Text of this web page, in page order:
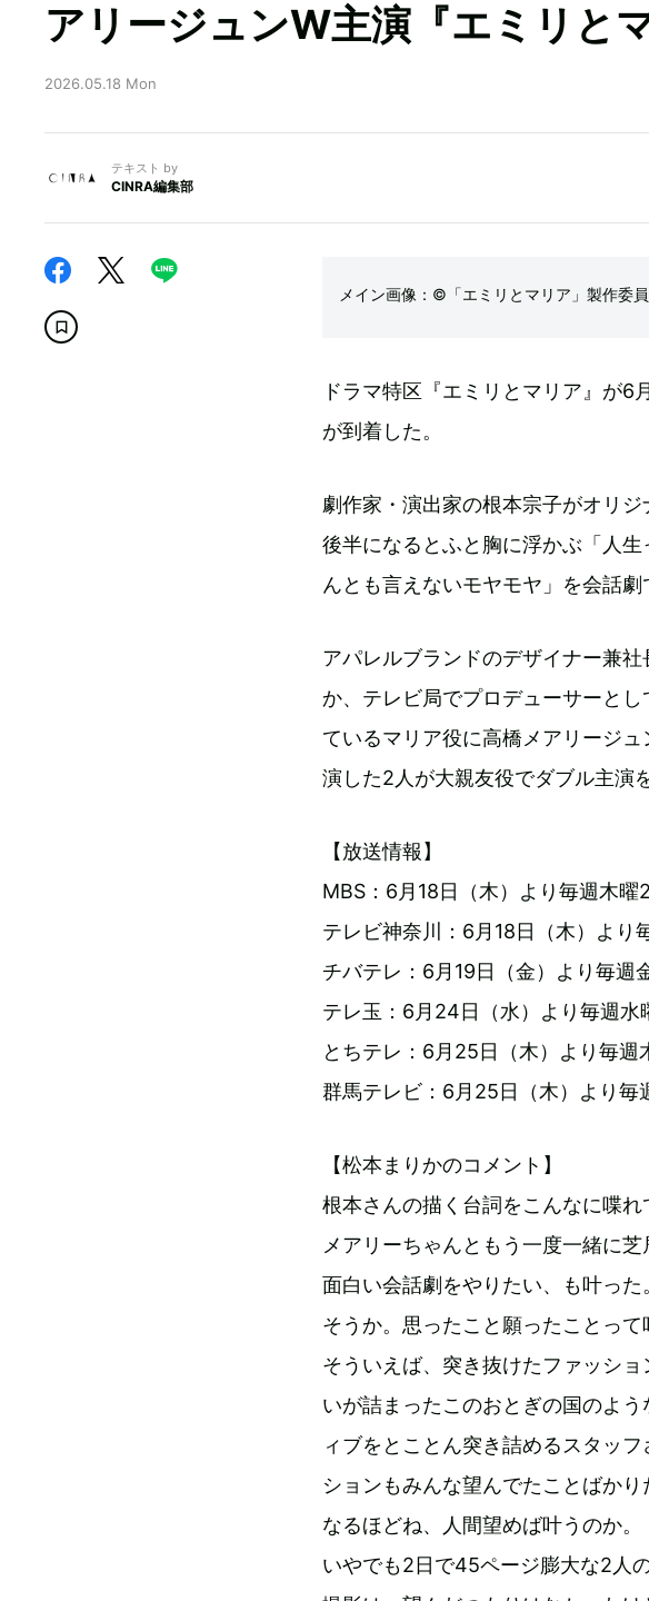
アリージュンW主演『エミリと
2026.05.18 Mon
テキスト by
CINRA編集部
メイン画像：©「エミリとマリア」製作委
ドラマ特区『エミリとマリア』が6
が到着した。
劇作家・演出家の根本宗子がオリ
後半になるとふと胸に浮かぶ「⼈
んとも⾔えないモヤモヤ」を会話劇
アパレルブランドのデザイナー兼
か、テレビ局でプロデューサーと
ているマリア役に高橋メアリージ
演した2人が大親友役でダブル主演
【放送情報】
MBS：6月18日（木）より毎週木曜
テレビ神奈川：6月18日（木）より
チバテレ：6月19日（金）より毎週
テレ玉：6月24日（水）より毎週水
とちテレ：6月25日（木）より毎週
群馬テレビ：6月25日（木）より毎
【松本まりかのコメント】
根本さんの描く台詞をこんなに喋れ
メアリーちゃんともう一度一緒に芝
面白い会話劇をやりたい、も叶った
そうか。思ったこと願ったことって
そういえば、突き抜けたファッシ
いが詰まったこのおとぎの国のよ
ィブをとことん突き詰めるスタッ
ションもみんな望んでたことばかり
なるほどね、人間望めば叶うのか。
いやでも2日で45ページ膨大な2人